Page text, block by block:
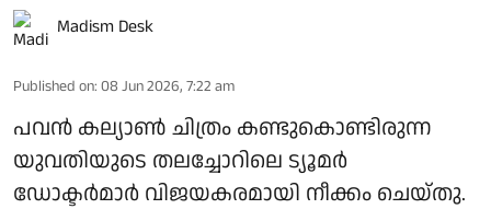
Madism Desk
Published on: 08 Jun 2026, 7:22 am
പവന്‍ കല്യാണ്‍ ചിത്രം കണ്ടുകൊണ്ടിരുന്ന
യുവതിയുടെ തലച്ചോറിലെ ട്യൂമര്‍
ഡോക്ടര്‍മാര്‍ വിജയകരമായി നീക്കം ചെയ്തു.